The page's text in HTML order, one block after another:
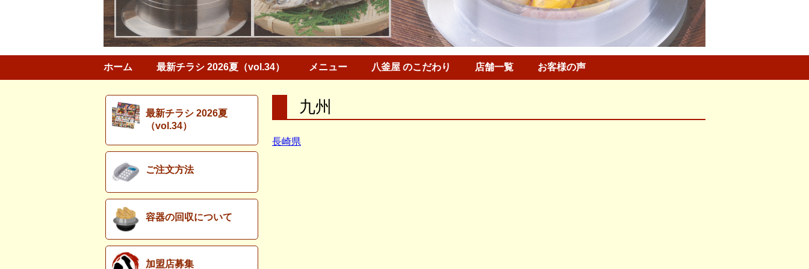
ホーム 最新チラシ 2026夏（vol.34） メニュー 八釜屋 のこだわり 店舗一覧 お客様の声
九州
長崎県
最新チラシ 2026夏
（vol.34）
ご注文方法
容器の回収について
加盟店募集